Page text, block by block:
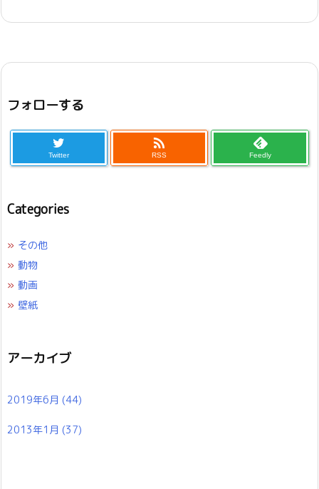
フォローする
Twitter

RSS Feedly
Categories
» その他
» 動物
» 動画
» 壁紙
アーカイブ
2019年6月 (44)
2013年1月 (37)